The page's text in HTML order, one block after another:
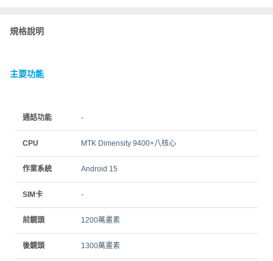
規格說明
主要功能
通話功能 -
CPU MTK Dimensity 9400+八核心
作業系統 Android 15
SIM卡 -
前鏡頭 1200萬畫素
後鏡頭 1300萬畫素